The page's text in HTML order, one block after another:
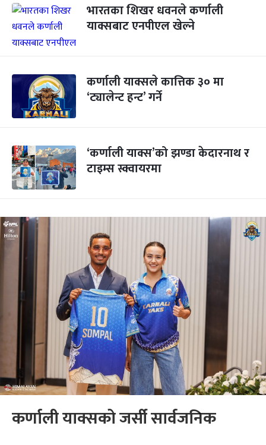
भारतका शिखर धवनले कर्णाली
याक्सबाट एनपीएल खेल्ने
कर्णाली याक्सले कात्तिक ३० मा
‘ट्यालेन्ट हन्ट’ गर्ने
‘कर्णाली याक्स’को झण्डा केदारनाथ र
टाइम्स स्क्वायरमा
कर्णाली याक्सको जर्सी सार्वजनिक